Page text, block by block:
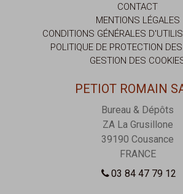
CONTACT
MENTIONS LÉGALES
CONDITIONS GÉNÉRALES
POLITIQUE DE PROTECTION
GESTION DES
PETIOT ROMAIN
Bureau & Dépôts
ZA La Grusillone
39190 Cousance
FRANCE
03 84 47 79 12